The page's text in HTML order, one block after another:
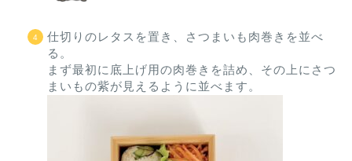
仕切りのレタスを置き、さつまいも肉巻きを並べ
る。
まず最初に底上げ用の肉巻きを詰め、その上にさつ
まいもの紫が見えるように並べます。